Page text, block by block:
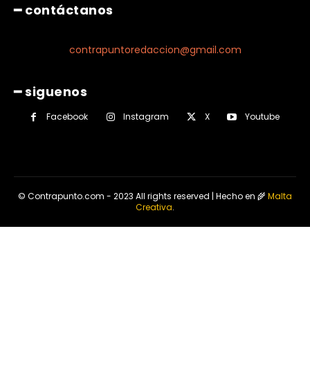
━ contáctanos
contrapuntoredaccion@gmail.com
━ siguenos
Facebook Instagram X Youtube
© Contrapunto.com - 2023 All rights reserved | Hecho en 🌾Malta
Creativa.